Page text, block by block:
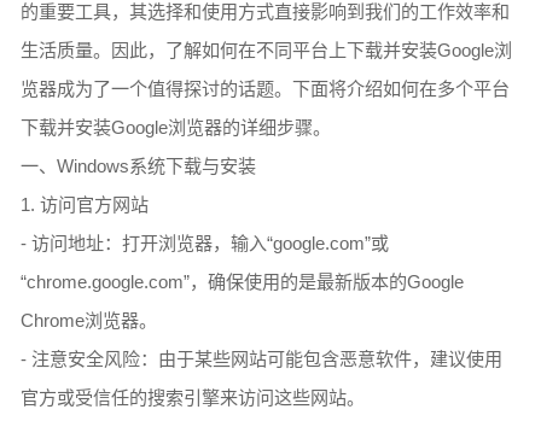
的重要工具，其选择和使用方式直接影响到我们的工作效率和
生活质量。因此，了解如何在不同平台上下载并安装Google浏
览器成为了一个值得探讨的话题。下面将介绍如何在多个平台
下载并安装Google浏览器的详细步骤。
一、Windows系统下载与安装
1. 访问官方网站
- 访问地址：打开浏览器，输入“google.com”或
“chrome.google.com”，确保使用的是最新版本的Google
Chrome浏览器。
- 注意安全风险：由于某些网站可能包含恶意软件，建议使用
官方或受信任的搜索引擎来访问这些网站。